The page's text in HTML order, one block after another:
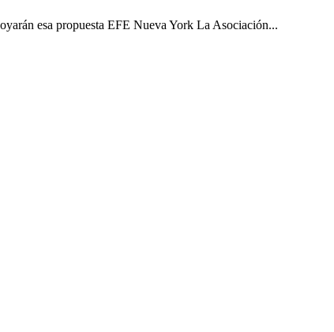
esa propuesta EFE Nueva York La Asociación...